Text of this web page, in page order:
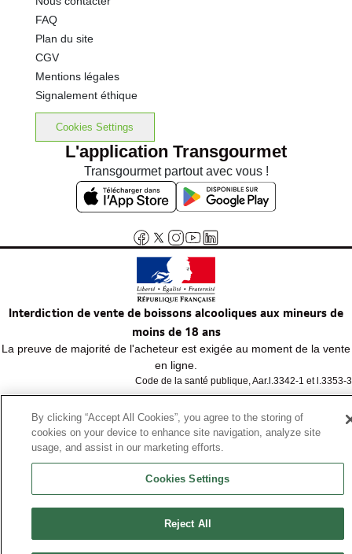
FAQ
Plan du site
CGV
Mentions légales
Signalement éthique
Cookies Settings
L'application Transgourmet
Transgourmet partout avec vous !
Interdiction de vente de boissons alcooliques aux mineurs de
moins de 18 ans
La preuve de majorité de l'acheteur est exigée au moment de la vente
en ligne.
Code de la santé publique, Aar.l.3342-1 et l.3353-3
© Tous droits réservés
By clicking “Accept All Cookies”, you agree to the storing of
cookies on your device to enhance site navigation, analyze site
usage, and assist in our marketing efforts.
Cookies Settings
Reject All